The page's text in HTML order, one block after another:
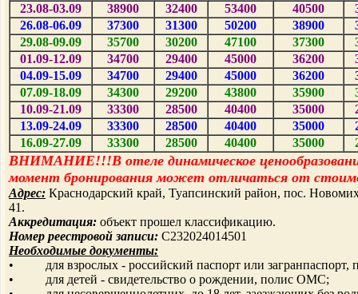
23.08-03.09
38900 32400 53400 40500
26.08-06.09
37300 31300 50200 38900
29.08-09.09
35700 30200 47100 37300
01.09-12.09
34700 29400 45000 36200
04.09-15.09
34700 29400 45000 36200
07.09-18.09
34300 29200 43800 35900
10.09-21.09
33300 28500 40400 35000
13.09-24.09
33300 28500 40400 35000
16.09-27.09
33300 28500 40400 35000
ВНИМАНИЕ!!!В отеле динамическое
момент бронирования может отличаться от
Адрес: Краснодарский край, Туапсинский район, пос.
41.
Аккредитация: объект прошел классификацию.
Номер реестровой записи: С232024014501
Необходимые документы:
• для взрослых - российский паспорт или
• для детей - свидетельство о рождении, полис ОМС;